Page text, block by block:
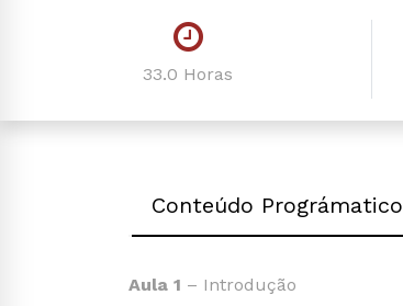
33.0 Horas
Conteúdo Prográmatico
Aula 1 – Introdução